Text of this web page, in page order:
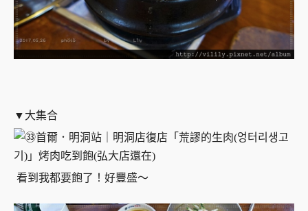
▼大集合
看到我都要飽了！好豐盛～